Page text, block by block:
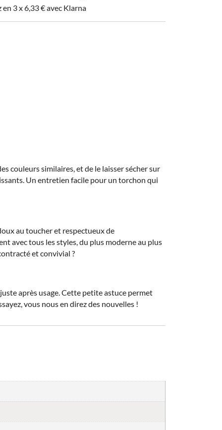
en 3 x6,33€avec Klarna
couleurs similaires, et de le laisser sécher sur
Un entretien facile pour un torchon qui
au toucher et respectueux de
avec tous les styles, du plus moderne au plus
et convivial ?
après usage. Cette petite astuce permet
vous nous en direz des nouvelles !